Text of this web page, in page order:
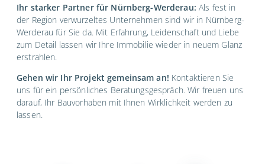
Ihr starker Partner für Nürnberg-Werderau: Als fest in
der Region verwurzeltes Unternehmen sind wir in Nürnberg-
Werderau für Sie da. Mit Erfahrung, Leidenschaft und Liebe
zum Detail lassen wir Ihre Immobilie wieder in neuem Glanz
erstrahlen.
Gehen wir Ihr Projekt gemeinsam an! Kontaktieren Sie
uns für ein persönliches Beratungsgespräch. Wir freuen uns
darauf, Ihr Bauvorhaben mit Ihnen Wirklichkeit werden zu
lassen.